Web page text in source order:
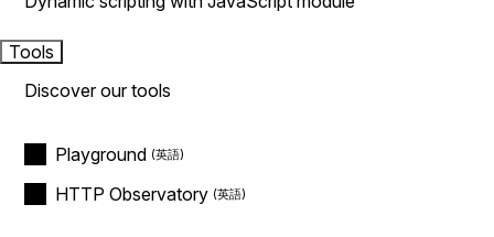
Tools
Discover our tools
Playground
HTTP Observatory